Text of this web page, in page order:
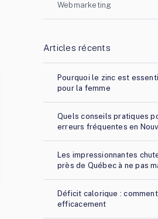
Webmarketing
Articles récents
Pourquoi le zinc est
pour la femme
Quels conseils pratiques
erreurs fréquentes en
Les impressionnantes
près de Québec à ne pas
Déficit calorique :
efficacement